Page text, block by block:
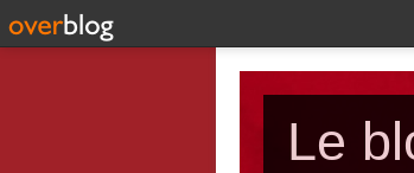
Le